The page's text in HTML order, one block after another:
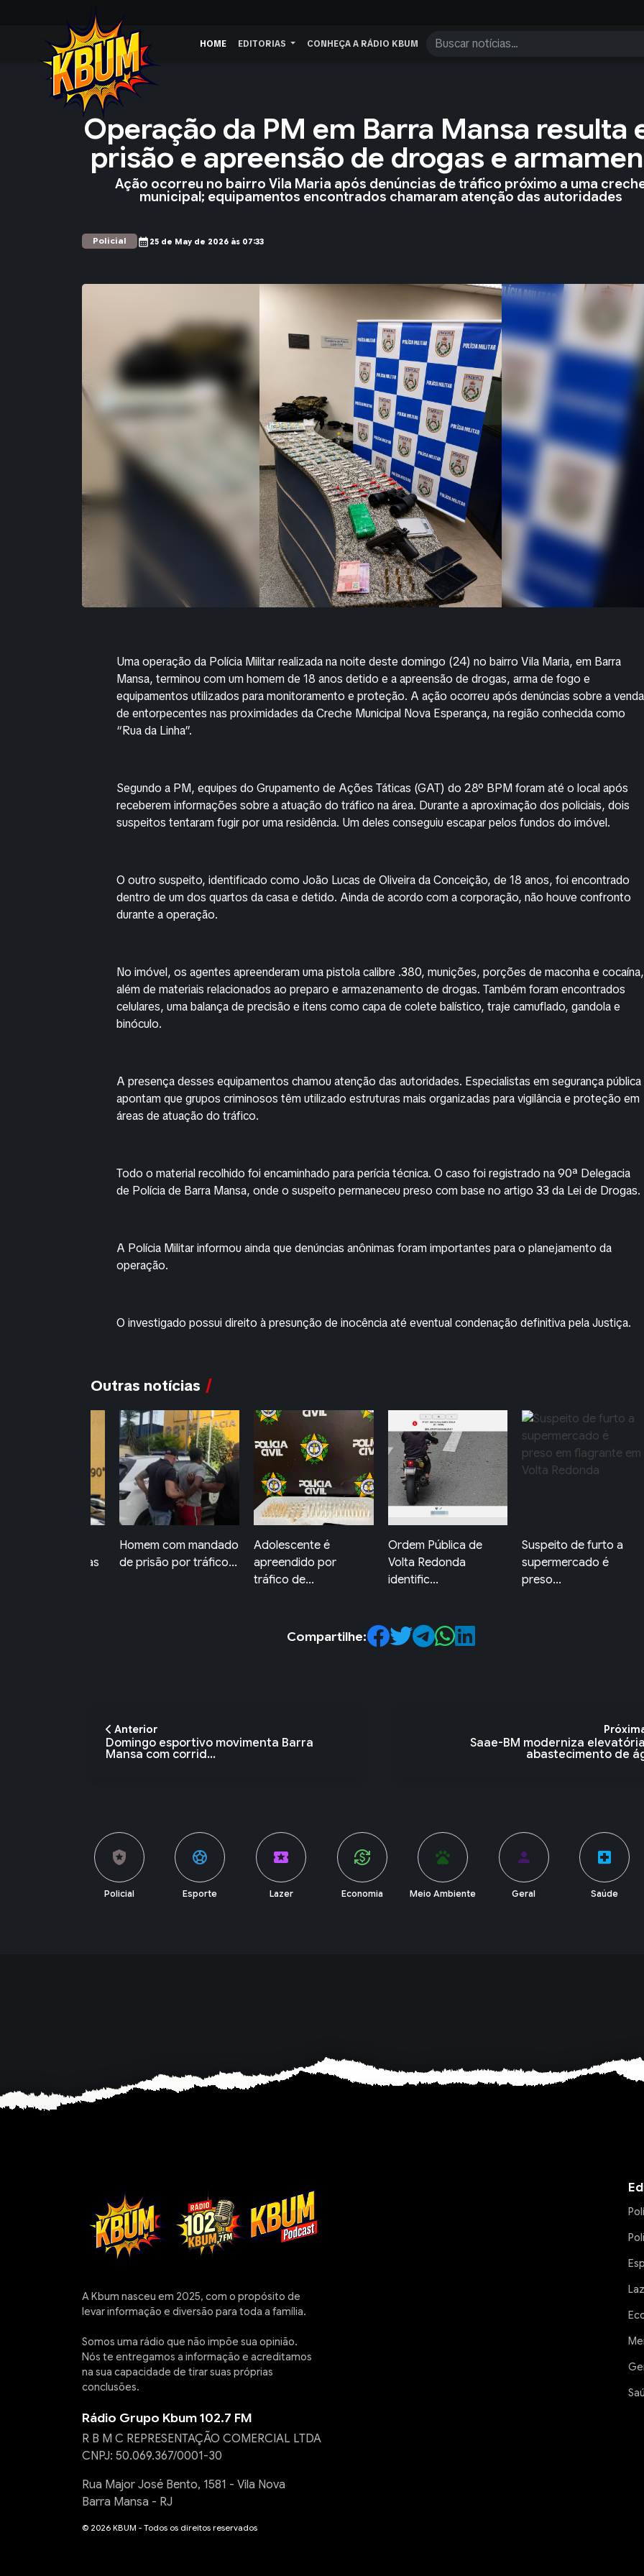
HOME EDITORIAS CONHEÇA A RÁDIO KBUM
Operação da PM em Barra Mansa resulta
prisão e apreensão de drogas e
Ação ocorreu no bairro Vila Maria após denúncias de tráfico próximo a uma
municipal; equipamentos encontrados chamaram atenção das autoridades
Policial calendar_month 25 de May de 2026 às 07:33
Uma operação da Polícia Militar realizada na noite deste domingo (24) no bairro Vila Maria, em Barra
Mansa, terminou com um homem de 18 anos detido e a apreensão de drogas, arma de fogo e
equipamentos utilizados para monitoramento e proteção. A ação ocorreu após denúncias sobre a venda
de entorpecentes nas proximidades da Creche Municipal Nova Esperança, na região conhecida como
“Rua da Linha”.
Segundo a PM, equipes do Grupamento de Ações Táticas (GAT) do 28º BPM foram até o local após
receberem informações sobre a atuação do tráfico na área. Durante a aproximação dos policiais, dois
suspeitos tentaram fugir por uma residência. Um deles conseguiu escapar pelos fundos do imóvel.
O outro suspeito, identificado como João Lucas de Oliveira da Conceição, de 18 anos, foi encontrado
dentro de um dos quartos da casa e detido. Ainda de acordo com a corporação, não houve confronto
durante a operação.
No imóvel, os agentes apreenderam uma pistola calibre .380, munições, porções de maconha e cocaína,
além de materiais relacionados ao preparo e armazenamento de drogas. Também foram encontrados
celulares, uma balança de precisão e itens como capa de colete balístico, traje camuflado, gandola e
binóculo.
A presença desses equipamentos chamou atenção das autoridades. Especialistas em segurança pública
apontam que grupos criminosos têm utilizado estruturas mais organizadas para vigilância e proteção em
áreas de atuação do tráfico.
Todo o material recolhido foi encaminhado para perícia técnica. O caso foi registrado na 90ª Delegacia
de Polícia de Barra Mansa, onde o suspeito permaneceu preso com base no artigo 33 da Lei de Drogas.
A Polícia Militar informou ainda que denúncias anônimas foram importantes para o planejamento da
operação.
O investigado possui direito à presunção de inocência até eventual condenação definitiva pela Justiça.
Outras notícias
por tráfico...
Adolescente é
apreendido por
Ordem Pública de
Volta Redonda
identific...
Suspeito de furto a
supermercado é
preso...
Jovem e mulher ficam
feridos após ataque...
Compartilhe:
Anterior
Domingo esportivo movimenta Barra
Mansa com corrid...
Saae-BM moderniza
abastecimento de
sports_soccer
Esporte
local_activity
Lazer
currency_exchange
Economia
pets
Meio Ambiente
person
Geral
local_hospital
Saúde
account_balance
Política
A Kbum nasceu em 2025, com o propósito de
levar informação e diversão para toda a família.
Somos uma rádio que não impõe sua opinião.
Nós te entregamos a informação e acreditamos
na sua capacidade de tirar suas próprias
conclusões.
Rádio Grupo Kbum 102.7 FM
R B M C REPRESENTAÇÃO COMERCIAL LTDA
CNPJ: 50.069.367/0001-30
Rua Major José Bento, 1581 - Vila Nova
Barra Mansa - RJ
© 2026 KBUM - Todos os direitos reservados